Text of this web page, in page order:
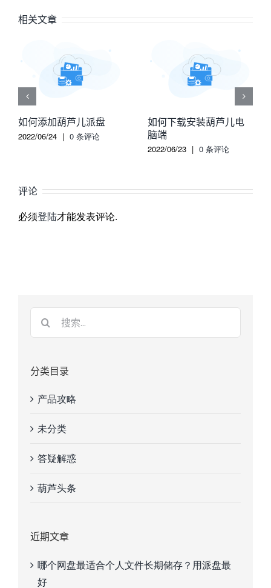
相关文章
如何添加葫芦儿派盘
2022/06/24 | 0 条评论
如何下载安装葫芦儿电
脑端
2022/06/23 | 0 条评论
评论
必须登陆才能发表评论.
分类目录
产品攻略
未分类
答疑解惑
葫芦头条
近期文章
哪个网盘最适合个人文件长期储存？用派盘最
好